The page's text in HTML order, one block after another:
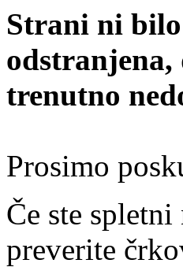
Strani ni
odstranjena,
trenutno
Prosimo
Če ste
preverite